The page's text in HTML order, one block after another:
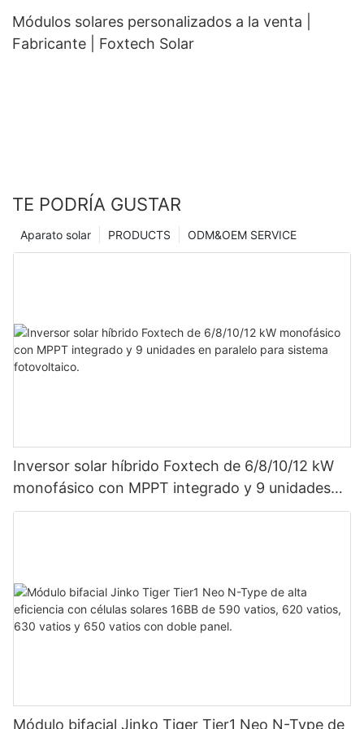
Módulos solares personalizados a la venta |
Fabricante | Foxtech Solar
TE PODRÍA GUSTAR
ODM&OEM SERVICE
PRODUCTS
Aparato solar
Inversor solar híbrido Foxtech de 6/8/10/12 kW
monofásico con MPPT integrado y 9 unidades
en paralelo para sistema fotovoltaico.
Módulo bifacial Jinko Tiger Tier1 Neo N-Type de